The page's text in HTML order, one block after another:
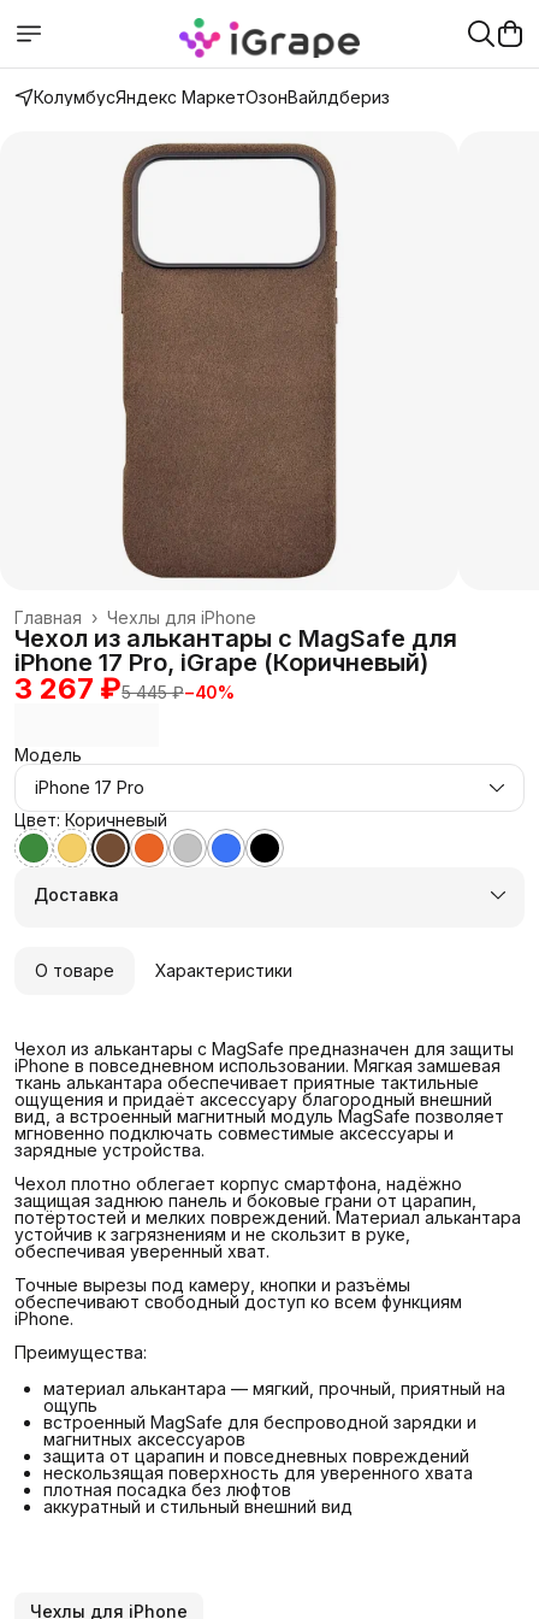
КолумбусЯндекс МаркетОзонВайлдбериз
Чехлы для iPhone
Главная ›
Чехол из алькантары с MagSafe для
iPhone 17 Pro, iGrape (Коричневый)
3 267 ₽5 445 ₽−40%
Модель
iPhone 17 Pro
Цвет: Коричневый
Доставка
О товаре Характеристики
Чехол из алькантары с MagSafe предназначен для защиты
iPhone в повседневном использовании. Мягкая замшевая
ткань алькантара обеспечивает приятные тактильные
ощущения и придаёт аксессуару благородный внешний
вид, а встроенный магнитный модуль MagSafe позволяет
мгновенно подключать совместимые аксессуары и
зарядные устройства.
Чехол плотно облегает корпус смартфона, надёжно
защищая заднюю панель и боковые грани от царапин,
потёртостей и мелких повреждений. Материал алькантара
устойчив к загрязнениям и не скользит в руке,
обеспечивая уверенный хват.
Точные вырезы под камеру, кнопки и разъёмы
обеспечивают свободный доступ ко всем функциям
iPhone.
Преимущества:
материал алькантара — мягкий, прочный, приятный на
ощупь
встроенный MagSafe для беспроводной зарядки и
магнитных аксессуаров
защита от царапин и повседневных повреждений
нескользящая поверхность для уверенного хвата
плотная посадка без люфтов
аккуратный и стильный внешний вид
Чехлы для iPhone